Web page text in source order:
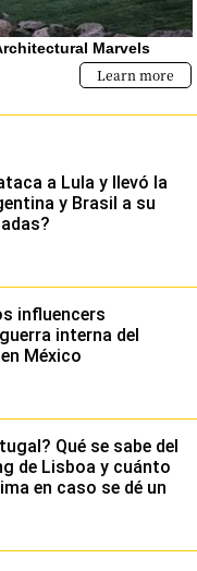
a Lula y llevó la
y Brasil a su
influencers
interna del
México
Qué se sabe del
de Lisboa y cuánto
en caso se dé un